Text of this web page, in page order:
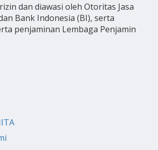
dan diawasi oleh Otoritas Jasa
Bank Indonesia (BI), serta
penjaminan Lembaga Penjamin